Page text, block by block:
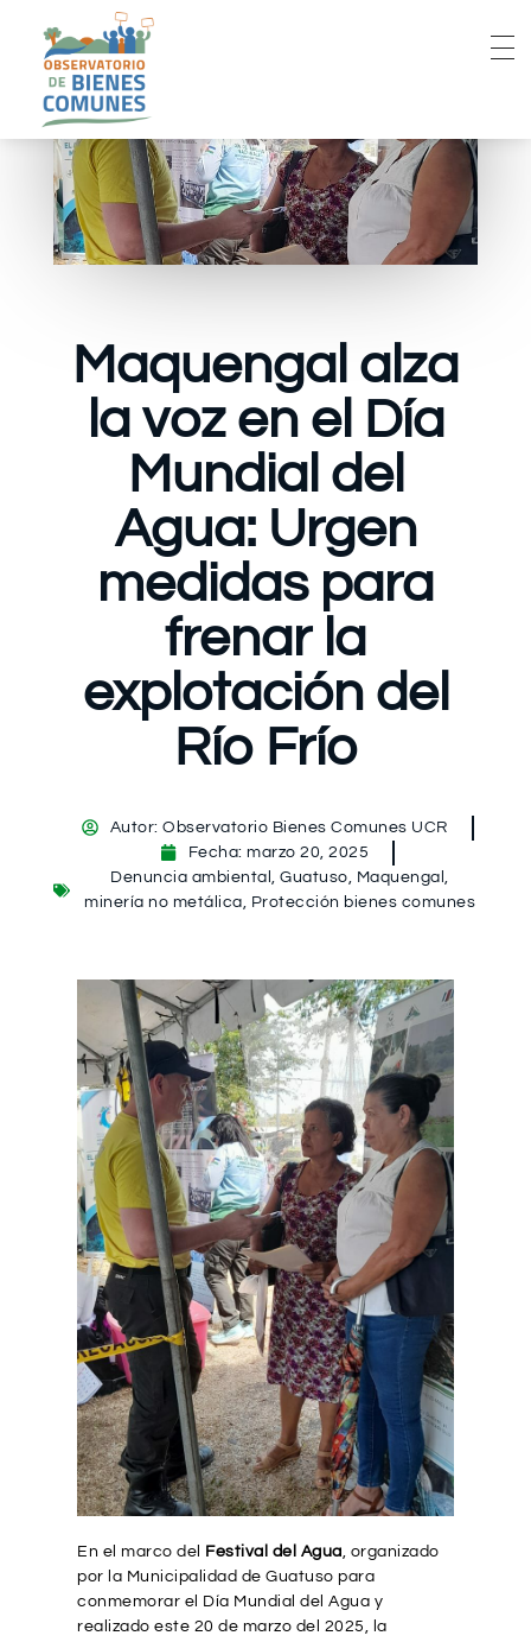
Maquengal alza
la voz en el Día
Mundial del
Agua: Urgen
medidas para
frenar la
explotación del
Río Frío
Autor: Observatorio Bienes Comunes UCR
Fecha: marzo 20, 2025
Denuncia ambiental
,Guatuso Maquengal
minería no metálica
Protección bienes comunes
En el marco del Festival del Agua, organizado
por la Municipalidad de Guatuso para
conmemorar el Día Mundial del Agua y
realizado este 20 de marzo del 2025, la